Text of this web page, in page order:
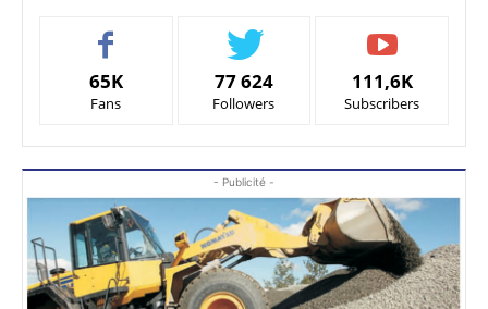
65K
Fans
77 624
Followers
111,6K
Subscribers
- Publicité -